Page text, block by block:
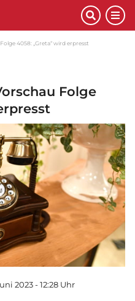
4058: „Greta“ wird erpresst
Folge
2023 - 12:28 Uhr